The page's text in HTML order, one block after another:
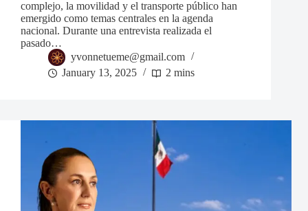
complejo, la movilidad y el transporte público han
emergido como temas centrales en la agenda
nacional. Durante una entrevista realizada el
pasado…
yvonnetueme@gmail.com
January 13, 2025
2 mins